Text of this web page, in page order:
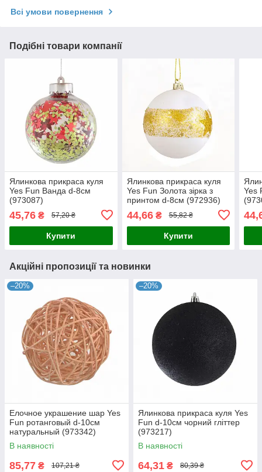
Всі умови повернення
Подібні товари компанії
Ялинкова прикраса куля
Yes Fun Ванда d-8см
(973087)
45,76 ₴ 57,20 ₴
Купити
Ялинкова прикраса куля
Yes Fun Золота зірка з
принтом d-8см (972936)
44,66₴ 55,82 ₴
Купити
Yes
Акційні пропозиції та новинки
–20%
Елочное украшение шар Yes
Fun ротанговый d-10см
натуральный (973342)
В наявності
85,77 ₴ 107,21 ₴
–20%
Ялинкова прикраса куля Yes
Fun d-10см чорний гліттер
(973217)
В наявності
64,31 ₴ 80,39 ₴